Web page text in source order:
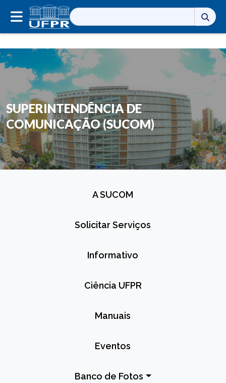
Pesquisar
por:
SUPERINTENDÊNCIA DE
COMUNICAÇÃO (SUCOM)
A SUCOM
Solicitar Serviços
Informativo
Ciência UFPR
Manuais
Eventos
Banco de Fotos